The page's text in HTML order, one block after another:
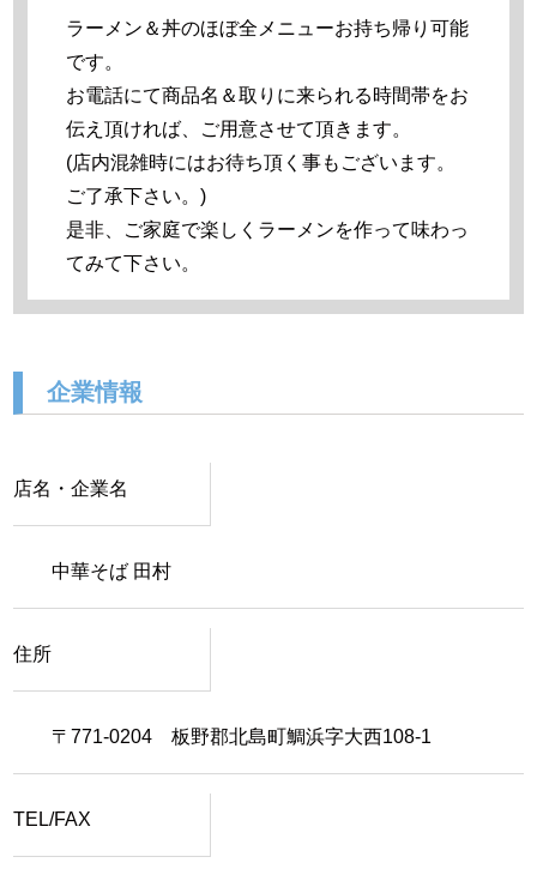
ラーメン＆丼のほぼ全メニューお持ち帰り可能
です。
お電話にて商品名＆取りに来られる時間帯をお
伝え頂ければ、ご用意させて頂きます。
(店内混雑時にはお待ち頂く事もございます。
ご了承下さい。)
是非、ご家庭で楽しくラーメンを作って味わっ
てみて下さい。
企業情報
店名・企業名
中華そば 田村
住所
〒771-0204 板野郡北島町鯛浜字大西108-1
TEL/FAX